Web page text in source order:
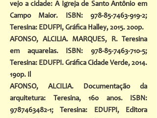
vejo a cidade: A Igreja de Santo Antônio em
Campo Maior. ISBN: 978-85-7463-919-2;
Teresina: EDUFPI, Gráfica Halley, 2015. 200p.
AFONSO, ALCILIA. MARQUES, R. Teresina
em aquarelas. ISBN: 978-85-7463-710-5;
Teresina: EDUFPI. Gráfica Cidade Verde, 2014.
190p. Il
AFONSO, ALCILIA. Documentação da
arquitetura: Teresina, 160 anos. ISBN:
9787463482-1; Teresina: EDUFPI, Editora